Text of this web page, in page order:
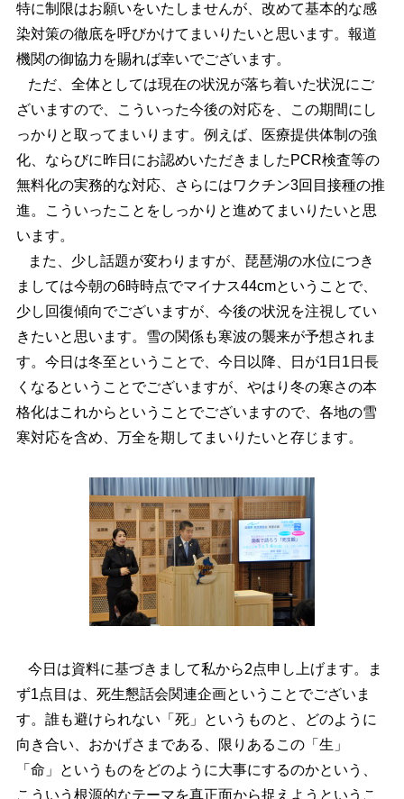
特に制限はお願いをいたしませんが、改めて基本的な感
染対策の徹底を呼びかけてまいりたいと思います。報道
機関の御協力を賜れば幸いでございます。
ただ、全体としては現在の状況が落ち着いた状況にご
ざいますので、こういった今後の対応を、この期間にし
っかりと取ってまいります。例えば、医療提供体制の強
化、ならびに昨日にお認めいただきましたPCR検査等の
無料化の実務的な対応、さらにはワクチン3回目接種の推
進。こういったことをしっかりと進めてまいりたいと思
います。
また、少し話題が変わりますが、琵琶湖の水位につき
ましては今朝の6時時点でマイナス44cmということで、
少し回復傾向でございますが、今後の状況を注視してい
きたいと思います。雪の関係も寒波の襲来が予想されま
す。今日は冬至ということで、今日以降、日が1日1日長
くなるということでございますが、やはり冬の寒さの本
格化はこれからということでございますので、各地の雪
寒対応を含め、万全を期してまいりたいと存じます。
今日は資料に基づきまして私から2点申し上げます。ま
ず1点目は、死生懇話会関連企画ということでございま
す。誰も避けられない「死」というものと、どのように
向き合い、おかげさまである、限りあるこの「生」
「命」というものをどのように大事にするのかという、
こういう根源的なテーマを真正面から捉えようというこ